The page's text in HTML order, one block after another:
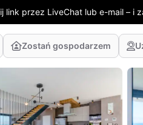
link przez LiveChat lub e-mail – i
Zostań gospodarzem